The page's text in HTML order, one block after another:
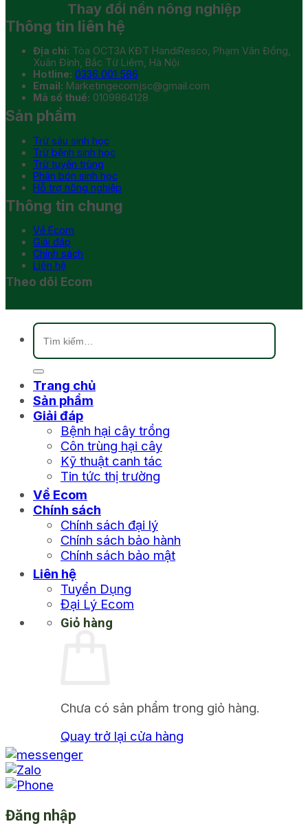
Thay đổi nền nông nghiệp
Thông tin liên hệ
Địa chỉ: Tòa OCT3A KĐT HandiResco, Phạm Văn Đồng,
Xuân Đỉnh, Bắc Từ Liêm, Hà Nội
Hotline: 0336 001 586
Email: Marketingecomjsc@gmail.com
Mã số thuế: 0109864128
Sản phẩm
Trừ sâu sinh học
Trừ bệnh sinh học
Trừ tuyến trùng
Phân bón sinh học
Hỗ trợ nông nghiệp
Thông tin chung
Về Ecom
Giải đáp
Chính sách
Liên hệ
Theo dõi Ecom
Tìm
kiếm:
Trang chủ
Sản phẩm
Giải đáp
Bệnh hại cây trồng
Côn trùng hại cây
Kỹ thuật canh tác
Tin tức thị trường
Về Ecom
Chính sách
Chính sách đại lý
Chính sách bảo hành
Chính sách bảo mật
Liên hệ
Tuyển Dụng
Đại Lý Ecom
Giỏ hàng
Chưa có sản phẩm trong giỏ hàng.
Quay trở lại cửa hàng
Đăng nhập